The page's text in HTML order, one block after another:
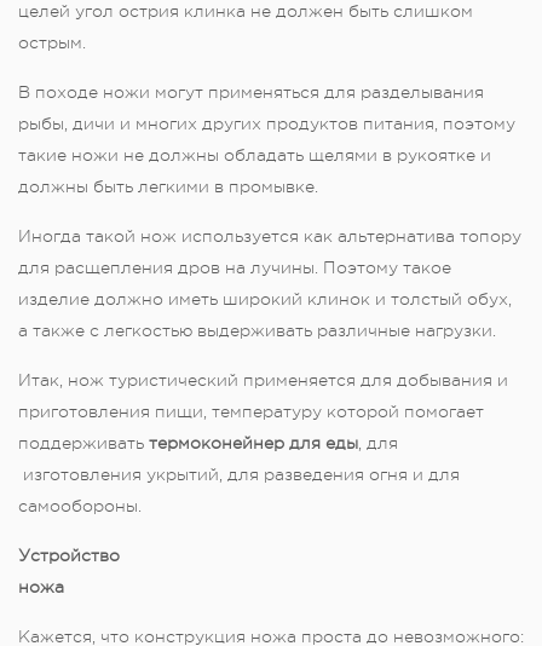
целей угол острия клинка не должен быть слишком
острым.
В походе ножи могут применяться для разделывания
рыбы, дичи и многих других продуктов питания, поэтому
такие ножи не должны обладать щелями в рукоятке и
должны быть легкими в промывке.
Иногда такой нож используется как альтернатива топору
для расщепления дров на лучины. Поэтому такое
изделие должно иметь широкий клинок и толстый обух,
а также с легкостью выдерживать различные нагрузки.
Итак, нож туристический применяется для добывания и
приготовления пищи, температуру которой помогает
поддерживать термоконейнер для еды , для
изготовления укрытий, для разведения огня и для
самообороны.
Устройство
ножа
Кажется, что конструкция ножа проста до невозможного: